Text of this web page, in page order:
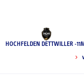
HOCHFELDEN DETTWILLER -